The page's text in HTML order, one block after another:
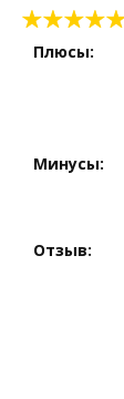
Плюсы:
Минусы:
Отзыв: